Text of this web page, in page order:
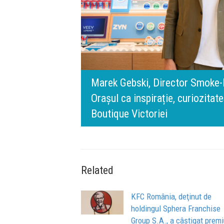
140 de ani de Mercedes-Benz.
timpului” este să inovăm
de oameni, siguranță și calitate
Related
KFC România, deţinut de
holdingul Sphera Franchise
Group S.A., a câştigat